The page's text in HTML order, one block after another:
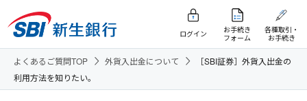
ログイン
お手続き
フォーム
各種取引・
お手続き
よくあるご質問TOP 外貨入出金について
［SBI証券］外貨入出金の
利用方法を知りたい。